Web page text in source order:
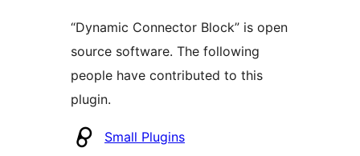
“Dynamic Connector Block” is open
source software. The following
people have contributed to this
plugin.
Contributors
Small Plugins